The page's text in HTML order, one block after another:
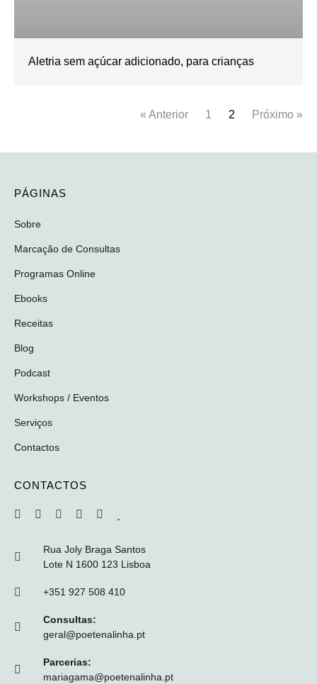
Aletria sem açúcar adicionado, para crianças
« Anterior 1 2 Próximo »
PÁGINAS
Sobre
Marcação de Consultas
Programas Online
Ebooks
Receitas
Blog
Podcast
Workshops / Eventos
Serviços
Contactos
CONTACTOS
Rua Joly Braga Santos
Lote N 1600 123 Lisboa
+351 927 508 410
Consultas:
geral@poetenalinha.pt
Parcerias:
mariagama@poetenalinha.pt